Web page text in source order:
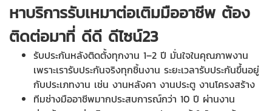
หาบริการรับเหมาต่อเติมมืออาชีพ ต้อง
ติดต่อมาที่ ดีดี ดีไซน์23
รับประกันหลังติดตั้งทุกงาน 1–2 ปี มั่นใจในคุณภาพงาน
เพราะเรารับประกันจริงทุกชิ้นงาน ระยะเวลารับประกันขึ้นอยู่
กับประเภทงาน เช่น งานหลังคา งานประตู งานโครงสร้าง
ทีมช่างมืออาชีพมากประสบการณ์กว่า 10 ปี ผ่านงาน